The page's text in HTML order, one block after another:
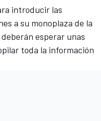
introducir las
a su monoplaza de la
esperar unas
toda la información